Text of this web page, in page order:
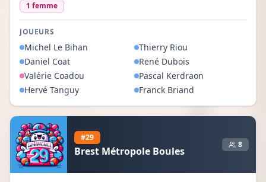
1 femme
JOUEURS
Michel Le Bihan Thierry Riou
Daniel Coat René Dubois
Valérie Coadou Pascal Kerdraon
Hervé Tanguy Franck Briand
#29
Brest Métropole Boules
8